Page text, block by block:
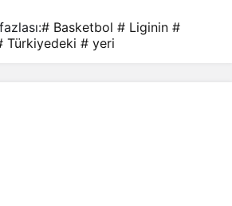
# Basketbol # Liginin #
Türkiyedeki # yeri